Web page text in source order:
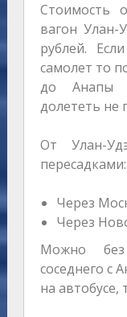
Стоимость
вагон Улан-
рублей.
самолет то
до Анапы
долететь не
От Улан-
пересадками:
Через
Через
Можно
соседнего с
на автобусе,